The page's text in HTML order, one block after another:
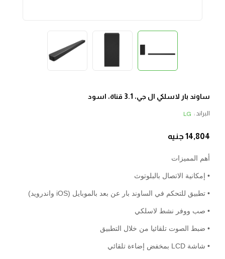
ساوند بار لاسلكي ال جي، 3.1 قناة، اسود
البراند : LG
14,804 جنيه
أهم المميزات
• إمكانية الاتصال بالبلوتوث
• تطبيق للتحكم في الساوند بار عن بعد بالموبايل (iOS واندرويد)
• صب ووفر نشط لاسلكي
• ضبط الصوت تلقائيا من خلال التطبيق
• شاشة LCD بمخفض إضاءة تلقائي